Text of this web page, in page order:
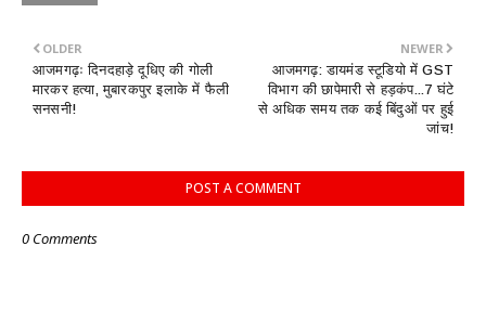
NEWER
आजमगढ़: डायमंड स्टूडियो में GST
विभाग की छापेमारी से हड़कंप...7 घंटे
से अधिक समय तक कई बिंदुओं पर हुई
जांच!
OLDER
आजमगढ़ः दिनदहाड़े दूधिए की गोली
मारकर हत्या, मुबारकपुर इलाके में फैली
सनसनी!
POST A COMMENT
0 Comments